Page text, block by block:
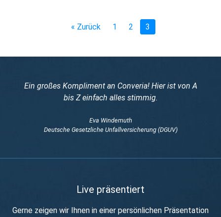
« Zurück 1 2 3
Ein großes Kompliment an Converia! Hier ist von A
bis Z einfach alles stimmig.
Eva Windemuth
Deutsche Gesetzliche Unfallversicherung (DGUV)
Live präsentiert
Gerne zeigen wir Ihnen in einer persönlichen Präsentation